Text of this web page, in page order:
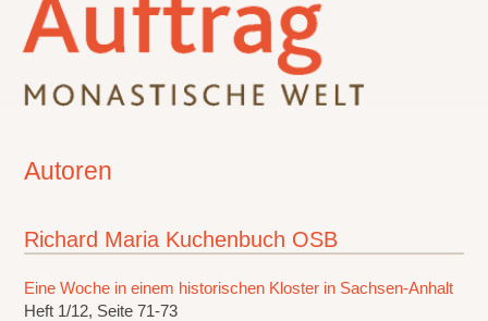
Autoren
Richard Maria Kuchenbuch OSB
Eine Woche in einem historischen Kloster in Sachsen-Anhalt
Heft 1/12, Seite 71-73